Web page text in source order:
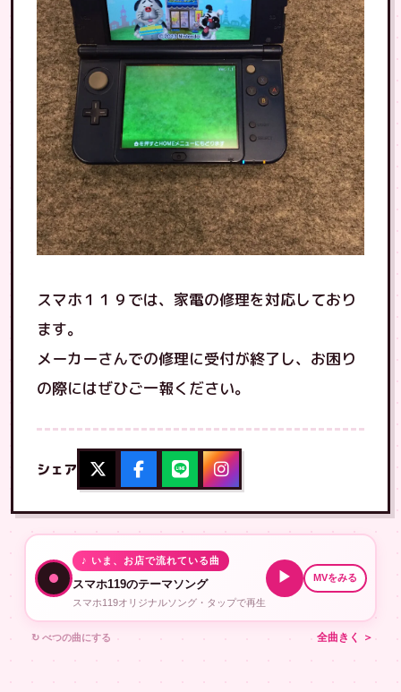
スマホ１１９では、家電の修理を対応しており
ます。
メーカーさんでの修理に受付が終了し、お困り
の際にはぜひご一報ください。
シェア
♪ いま、お店で流れている曲
スマホ119のテーマソング
スマホ119オリジナルソング・タップで再生
▶ MVをみる
↻ べつの曲にする 全曲きく ＞